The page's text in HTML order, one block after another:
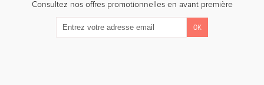
Consultez nos offres promotionnelles en avant première